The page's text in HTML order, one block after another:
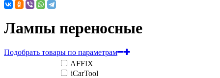
Лампы переносные
Подобрать товары по параметрам
AFFIX
iCarTool